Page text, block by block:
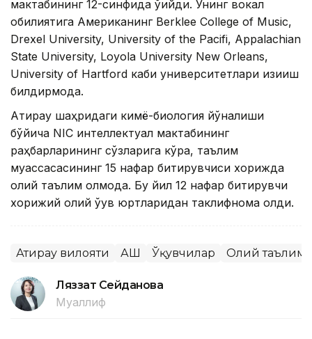
мактабининг 12-синфида ўқийди. Унинг вокал
қобилиятига Американинг Berklee College of Music,
Drexel University, University of the Pacifi, Appalachian
State University, Loyola University New Orleans,
University of Hartford каби университетлари қизиқиш
билдирмоқда.
Атирау шаҳридаги кимё-биология йўналиши
бўйича NIC интеллектуал мактабининг
раҳбарларининг сўзларига кўра, таълим
муассасасининг 15 нафар битирувчиси хорижда
олий таълим олмоқда. Бу йил 12 нафар битирувчи
хорижий олий ўқув юртларидан таклифнома олди.
Атирау вилояти АҚШ Ўқувчилар Олий таълим
Ляззат Сейданова
Муаллиф